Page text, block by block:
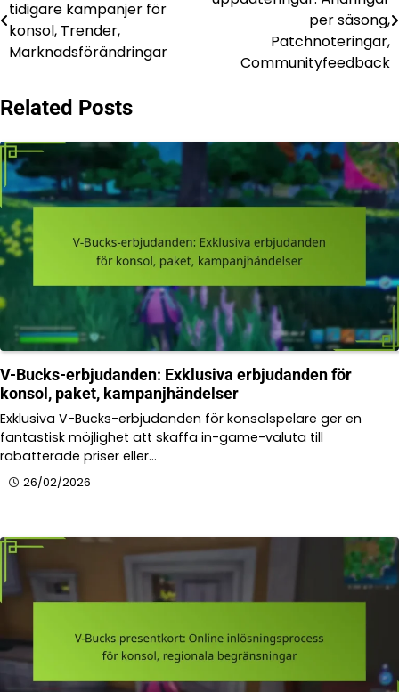
navigation
tidigare kampanjer för
konsol, Trender,
Marknadsförändringar
per säsong,
Patchnoteringar,
Communityfeedback
Related Posts
V-Bucks-erbjudanden: Exklusiva erbjudanden för
konsol, paket, kampanjhändelser
Exklusiva V-Bucks-erbjudanden för konsolspelare ger en
fantastisk möjlighet att skaffa in-game-valuta till
rabatterade priser eller…
26/02/2026